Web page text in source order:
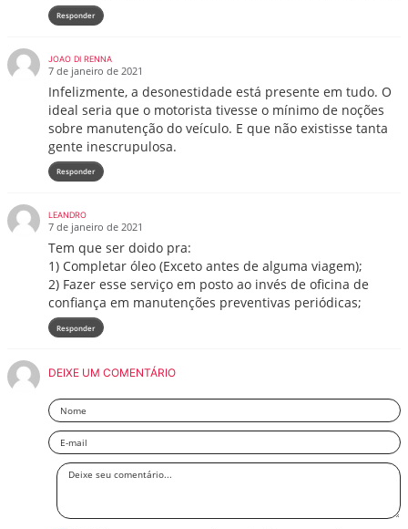
Responder
JOAO DI RENNA
7 de janeiro de 2021
Infelizmente, a desonestidade está presente em tudo. O
ideal seria que o motorista tivesse o mínimo de noções
sobre manutenção do veículo. E que não existisse tanta
gente inescrupulosa.
Responder
LEANDRO
7 de janeiro de 2021
Tem que ser doido pra:
1) Completar óleo (Exceto antes de alguma viagem);
2) Fazer esse serviço em posto ao invés de oficina de
confiança em manutenções preventivas periódicas;
Responder
DEIXE UM COMENTÁRIO
Nome
Email
Deixe